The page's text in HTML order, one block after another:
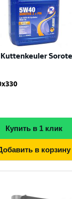
Купить в 1 клик
в корзину